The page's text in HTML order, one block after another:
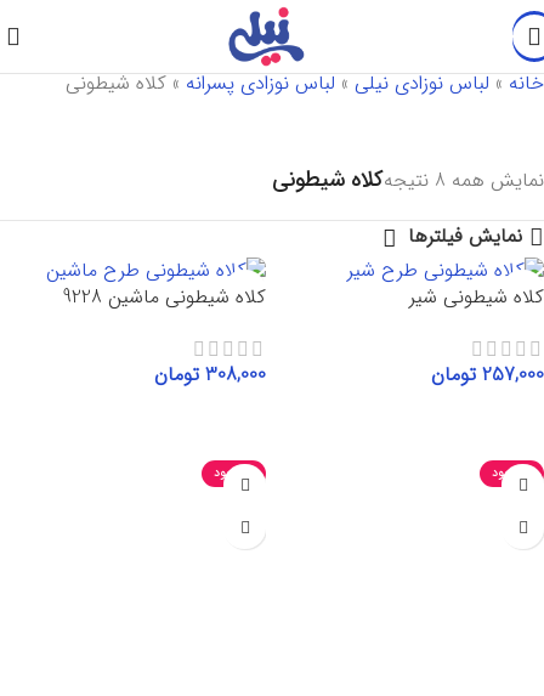
خانه»لباس نوزادی نیلی»لباس نوزادی پسرانه»کلاه شیطونی
نمایش همه 8 نتیجه کلاه شیطونی
نمایش فیلترها
کلاه شیطونی شیر
257,000 تومان
کلاه شیطونی ماشین 9228
308,000 تومان
ناموجود ناموجود